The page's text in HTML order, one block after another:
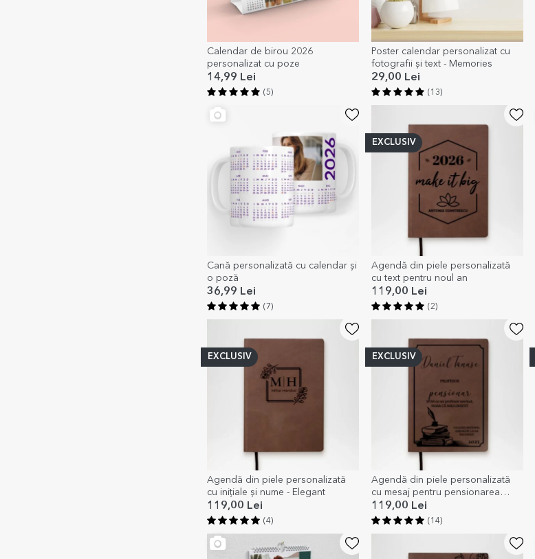
Calendar de birou 2026
personalizat cu poze
14,99 Lei
(5)
Poster calendar personalizat cu
fotografii și text - Memories
29,00 Lei
(13)
Cană personalizată cu calendar și
o poză
36,99 Lei
(7)
EXCLUSIV
Agendă din piele personalizată
cu text pentru noul an
119,00 Lei
(2)
EXCLUSIV
Agendă din piele personalizată
cu inițiale și nume - Elegant
119,00 Lei
(4)
EXCLUSIV
Agendă din piele personalizată
cu mesaj pentru pensionarea
profesorului
119,00 Lei
(14)